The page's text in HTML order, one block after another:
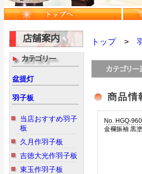
盆提灯
羽子板
当店おすすめ羽子
板
久月作羽子板
吉徳大光作羽子板
東玉作羽子板
トップ>
No. HGQ-
金襴振袖 黒